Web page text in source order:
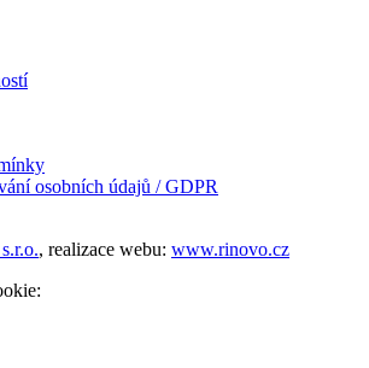
osobních údajů / GDPR
, realizace webu: www.rinovo.cz